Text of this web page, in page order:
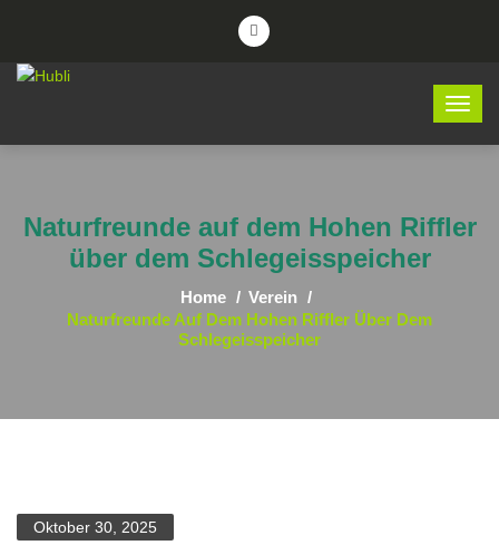
Naturfreunde auf dem Hohen Riffler
über dem Schlegeisspeicher
Home
Verein
Naturfreunde Auf Dem Hohen Riffler Über Dem
Schlegeisspeicher
Oktober 30, 2025